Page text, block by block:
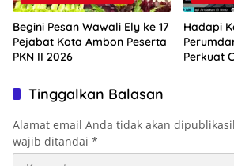
Begini Pesan Wawali Ely ke 17
Pejabat Kota Ambon Peserta
PKN II 2026
Hadapi
Perkuat
Tinggalkan Balasan
Alamat email Anda tidak akan
wajib ditandai *